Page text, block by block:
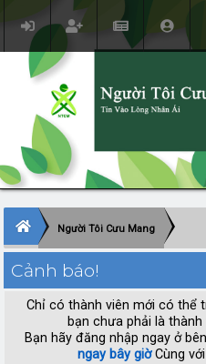
Người Tôi Cưu Mang
Cảnh báo!
Chỉ có thành viên mới có thể
bạn chưa phải là
Bạn hãy đăng nhập ngay ở
ngay bây giờCùng